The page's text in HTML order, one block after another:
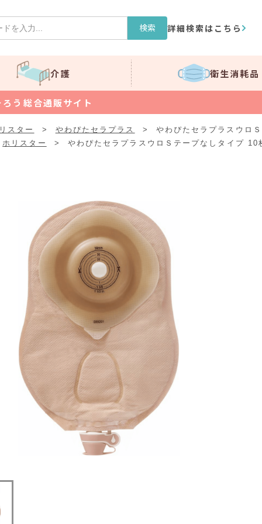
検索 詳細検索はこちら
介護 衛生消耗品
う総合通販サイト
スター > やわぴたセラプラス >
やわぴたセラプラスウロ
ホリスター > やわぴたセラプラスウロＳテープなしタイプ 10